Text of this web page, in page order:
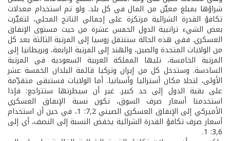
شراؤها بمبلغ معيَّن من المال في كل بلد. ولو تم استخدام معدلات
تكافؤ القدرة الشرائية مرتكزة على إجمالي الناتج المحلي، لتغيَّرت
بعض الشيء تراتبية الدول الخمس عشرة من حيث مستوى الإنفاق
العسكري. ففي هذه الحالة ستنتقل روسيا إلى المرتبة الثالثة بعد كل
من الولايات المتحدة والصين، والهند إلى المرتبة الرابعة، وبريطانيا إلى
المرتبة الخامسة، تليها المملكة العربية السعودية في المرتبة
السادسة. وستدخل كل من إيران وتركيا قائمة البلدان الخمسة عشر
الأولى، لتحلا مكان أستراليا وأسبانيا. أما الولايات فستبقى متقدِّمة
على بقية الدول إلى حد كبير. غير أن سيطرتها ستتراجع: فإذا
استخدمنا أسعار صرف السوق، تكون نسبة الإنفاق العسكري
الأميركي إلى الإنفاق العسكري الصيني 7,2: 1، في حين أن استخدام
أسعار صرف تكافؤ القدرة الشرائية يخفض النسبة إلى النصف، أي إلى
3,6: 1.